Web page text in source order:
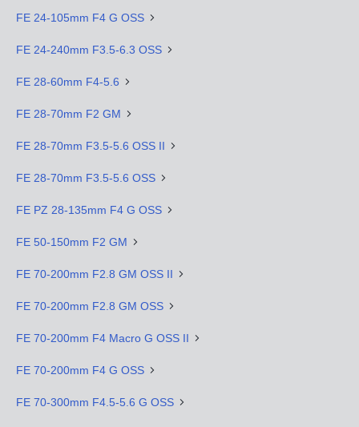
FE 24-105mm F4 G OSS
FE 24-240mm F3.5-6.3 OSS
FE 28-60mm F4-5.6
FE 28-70mm F2 GM
FE 28-70mm F3.5-5.6 OSS II
FE 28-70mm F3.5-5.6 OSS
FE PZ 28-135mm F4 G OSS
FE 50-150mm F2 GM
FE 70-200mm F2.8 GM OSS II
FE 70-200mm F2.8 GM OSS
FE 70-200mm F4 Macro G OSS II
FE 70-200mm F4 G OSS
FE 70-300mm F4.5-5.6 G OSS